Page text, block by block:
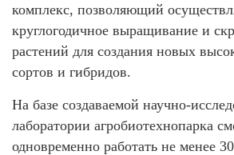
комплекс, позволяющий
круглогодичное выращивание и
растений для создания новых
сортов и гибридов.
На базе создаваемой научно-
лаборатории агробиотехнопарка
одновременно работать не менее